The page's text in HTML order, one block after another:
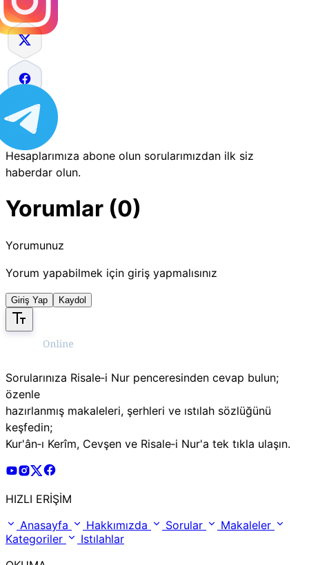
Hesaplarımıza abone olun sorularımızdan ilk siz
haberdar olun.
Yorumlar (0)
Yorumunuz
Yorum yapabilmek için giriş yapmalısınız
Giriş Yap Kaydol
Sorularınıza Risale‑i Nur penceresinden cevap bulun;
özenle
hazırlanmış makaleleri, şerhleri ve ıstılah sözlüğünü
keşfedin;
Kur'ân‑ı Kerîm, Cevşen ve Risale‑i Nur'a tek tıkla ulaşın.
Risale Online Youtube Hesabı
Risale Online Instagram Hesabı
Risale Online X Hesabı
HIZLI ERİŞİM
Anasayfa
Hakkımızda Sorular
Makaleler
Kategoriler
Istılahlar